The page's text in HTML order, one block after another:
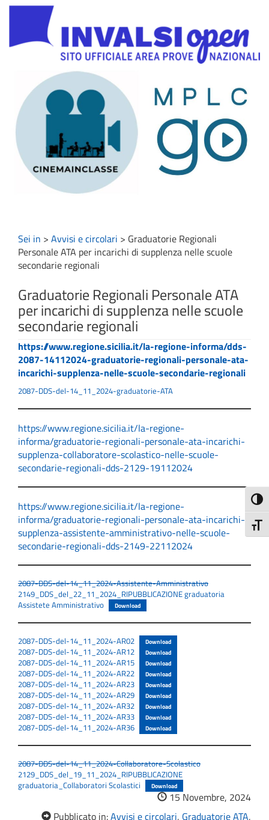
Sei in > Avvisi e circolari > Graduatorie Regionali
Personale ATA per incarichi di supplenza nelle scuole
secondarie regionali
Graduatorie Regionali Personale ATA
per incarichi di supplenza nelle scuole
secondarie regionali
https://www.regione.sicilia.it/la-regione-informa/dds-
2087-14112024-graduatorie-regionali-personale-ata-
incarichi-supplenza-nelle-scuole-secondarie-regionali
2087-DDS-del-14_11_2024-graduatorie-ATA
https://www.regione.sicilia.it/la-regione-
informa/graduatorie-regionali-personale-ata-incarichi-
supplenza-collaboratore-scolastico-nelle-scuole-
secondarie-regionali-dds-2129-19112024
https://www.regione.sicilia.it/la-regione-
informa/graduatorie-regionali-personale-ata-incarichi-
supplenza-assistente-amministrativo-nelle-scuole-
secondarie-regionali-dds-2149-22112024
2087-DDS-del-14_11_2024-Assistente-Amministrativo
2149_DDS_del_22_11_2024_RIPUBBLICAZIONE graduatoria
Assistete Amministrativo
Download
2087-DDS-del-14_11_2024-AR02 Download
2087-DDS-del-14_11_2024-AR12 Download
2087-DDS-del-14_11_2024-AR15 Download
2087-DDS-del-14_11_2024-AR22 Download
2087-DDS-del-14_11_2024-AR23 Download
2087-DDS-del-14_11_2024-AR29 Download
2087-DDS-del-14_11_2024-AR32 Download
2087-DDS-del-14_11_2024-AR33 Download
2087-DDS-del-14_11_2024-AR36 Download
2087-DDS-del-14_11_2024-Collaboratore-Scolastico
2129_DDS_del_19_11_2024_RIPUBBLICAZIONE
graduatoria_Collaboratori Scolastici
Download
15 Novembre, 2024
Pubblicato in:Avvisi e circolari, Graduatorie ATA,